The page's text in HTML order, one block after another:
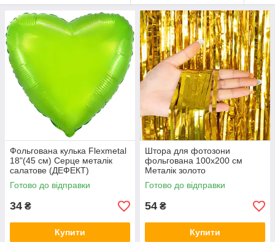
Фольгована кулька Flexmetal
18"(45 см) Серце металік
салатове (ДЕФЕКТ)
Готово до відправки
34 ₴
Купити
Штора для фотозони
фольгована 100х200 см
Металік золото
Готово до відправки
54 ₴
Купити